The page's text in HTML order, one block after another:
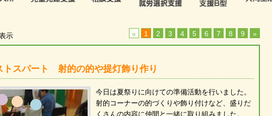
示 « 1 2 3 4 5 6 7 8 9 »
トスパート 射的の的や提灯飾り作り
今日は夏祭りに向けての準備活動を行いました。
射的コーナーの的づくりや飾り付けなど、盛りだ
くさんの内容に仲間と一緒に取り組みました。